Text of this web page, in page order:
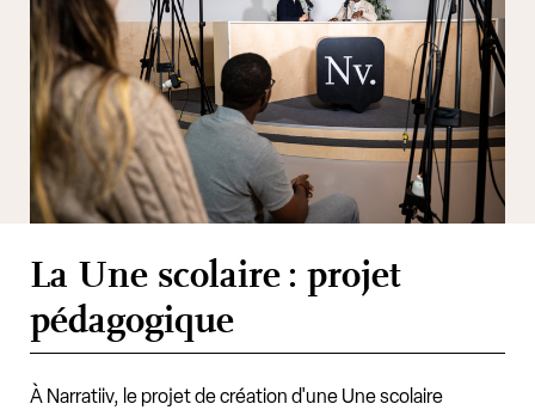
La Une scolaire : projet
pédagogique
À Narratiiv, le projet de création d'une Une scolaire